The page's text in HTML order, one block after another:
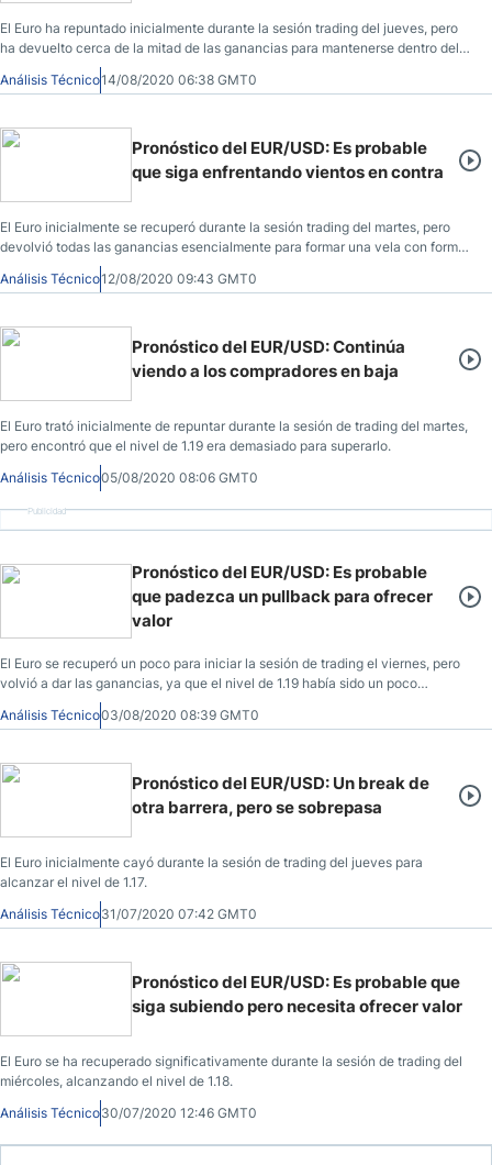
El Euro ha repuntado inicialmente durante la sesión trading del jueves, pero
ha devuelto cerca de la mitad de las ganancias para mantenerse dentro del
rango en el que hemos estado atascados durante un par de semanas.
Análisis Técnico14/08/2020 06:38 GMT0
Pronóstico del EUR/USD: Es probable
que siga enfrentando vientos en contra
El Euro inicialmente se recuperó durante la sesión trading del martes, pero
devolvió todas las ganancias esencialmente para formar una vela con forma
de estrella fugaz.
Análisis Técnico12/08/2020 09:43 GMT0
Pronóstico del EUR/USD: Continúa
viendo a los compradores en baja
El Euro trató inicialmente de repuntar durante la sesión de trading del martes,
pero encontró que el nivel de 1.19 era demasiado para superarlo.
Análisis Técnico05/08/2020 08:06 GMT0
Publicidad
Pronóstico del EUR/USD: Es probable
que padezca un pullback para ofrecer
valor
El Euro se recuperó un poco para iniciar la sesión de trading el viernes, pero
volvió a dar las ganancias, ya que el nivel de 1.19 había sido un poco
Análisis Técnico03/08/2020 08:39 GMT0
Pronóstico del EUR/USD: Un break de
otra barrera, pero se sobrepasa
El Euro inicialmente cayó durante la sesión de trading del jueves para
alcanzar el nivel de 1.17.
Análisis Técnico31/07/2020 07:42 GMT0
Pronóstico del EUR/USD: Es probable que
siga subiendo pero necesita ofrecer valor
El Euro se ha recuperado significativamente durante la sesión de trading del
miércoles, alcanzando el nivel de 1.18.
Análisis Técnico30/07/2020 12:46 GMT0